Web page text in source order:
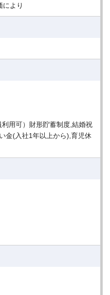
より
用可）財形貯蓄制度,結婚祝
金(入社1年以上から),育児休